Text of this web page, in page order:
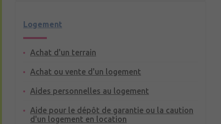
Logement
Achat d'un terrain
Achat ou vente d'un logement
Aides personnelles au logement
Aide pour le dépôt de garantie ou la caution
d'un logement en location